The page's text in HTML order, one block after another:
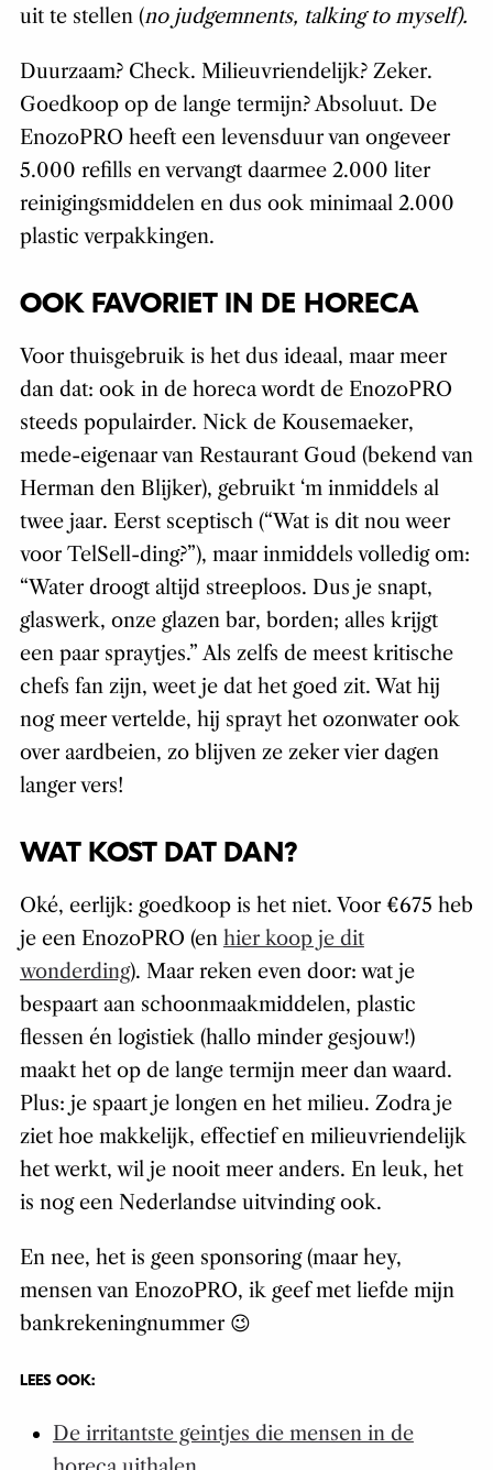
uit te stellen (no judgemnents, talking to myself).
Duurzaam? Check. Milieuvriendelijk? Zeker.
Goedkoop op de lange termijn? Absoluut. De
EnozoPRO heeft een levensduur van ongeveer
5.000 refills en vervangt daarmee 2.000 liter
reinigingsmiddelen en dus ook minimaal 2.000
plastic verpakkingen.
OOK FAVORIET IN DE HORECA
Voor thuisgebruik is het dus ideaal, maar meer
dan dat: ook in de horeca wordt de EnozoPRO
steeds populairder. Nick de Kousemaeker,
mede-eigenaar van Restaurant Goud (bekend van
Herman den Blijker), gebruikt ‘m inmiddels al
twee jaar. Eerst sceptisch (“Wat is dit nou weer
voor TelSell-ding?”), maar inmiddels volledig om:
“Water droogt altijd streeploos. Dus je snapt,
glaswerk, onze glazen bar, borden; alles krijgt
een paar spraytjes.” Als zelfs de meest kritische
chefs fan zijn, weet je dat het goed zit. Wat hij
nog meer vertelde, hij sprayt het ozonwater ook
over aardbeien, zo blijven ze zeker vier dagen
langer vers!
WAT KOST DAT DAN?
Oké, eerlijk: goedkoop is het niet. Voor €675 heb
je een EnozoPRO (en hier koop je dit
wonderding). Maar reken even door: wat je
bespaart aan schoonmaakmiddelen, plastic
flessen én logistiek (hallo minder gesjouw!)
maakt het op de lange termijn meer dan waard.
Plus: je spaart je longen en het milieu. Zodra je
ziet hoe makkelijk, effectief en milieuvriendelijk
het werkt, wil je nooit meer anders. En leuk, het
is nog een Nederlandse uitvinding ook.
En nee, het is geen sponsoring (maar hey,
mensen van EnozoPRO, ik geef met liefde mijn
bankrekeningnummer 😉
LEES OOK:
De irritantste geintjes die mensen in de